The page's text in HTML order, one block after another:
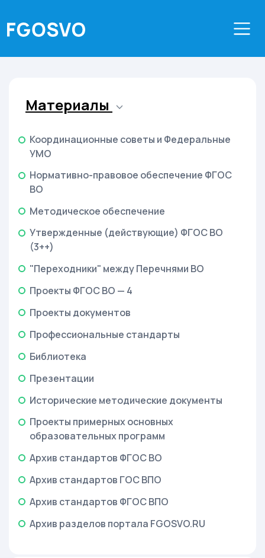
Материалы
Координационные советы и Федеральные
УМО
Нормативно-правовое обеспечение ФГОС
ВО
Методическое обеспечение
Утвержденные (действующие) ФГОС ВО
(3++)
"Переходники" между Перечнями ВО
Проекты ФГОС ВО — 4
Проекты документов
Профессиональные стандарты
Библиотека
Презентации
Исторические методические документы
Проекты примерных основных
образовательных программ
Архив стандартов ФГОС ВО
Архив стандартов ГОС ВПО
Архив стандартов ФГОС ВПО
Архив разделов портала FGOSVO.RU